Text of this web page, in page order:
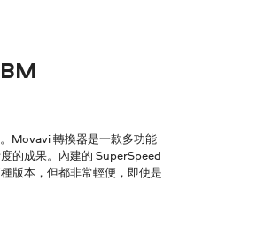
Movavi 轉換器是一款多功能
的成果。內建的 SuperSpeed
版本，但都非常輕便，即使是